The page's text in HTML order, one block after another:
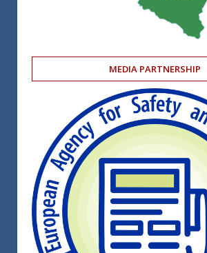
MEDIA PARTNERSHIP